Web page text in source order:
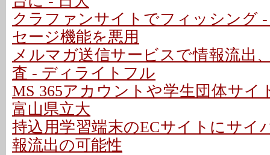
クラファンサイトでフィッシング
セージ機能を悪用
メルマガ送信サービスで情報流出
査 - ディライトフル
MS 365アカウントや学生団体サイ
富山県立大
持込用学習端末のECサイトにサイ
報流出の可能性